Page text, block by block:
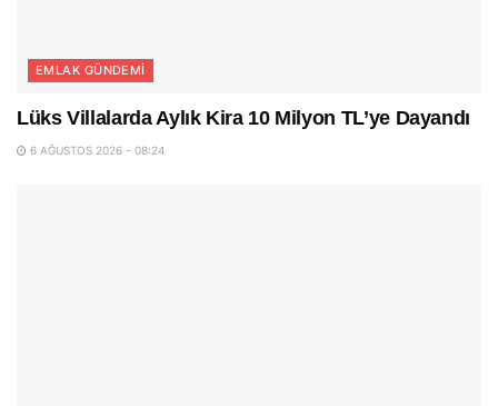
EMLAK GÜNDEMI
Lüks Villalarda Aylık Kira 10 Milyon TL’ye Dayandı
6 AĞUSTOS 2026 - 08:24